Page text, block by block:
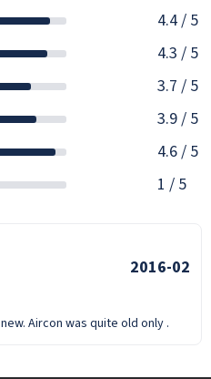
4.4/ 5
4.3 / 5
3.7 / 5
3.9/ 5
4.6/ 5
1 / 5
2016-02
Aircon was quite old only .